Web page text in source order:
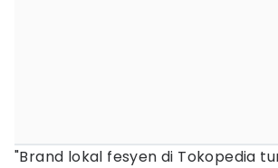
"Brand lokal fesyen di Tokopedia